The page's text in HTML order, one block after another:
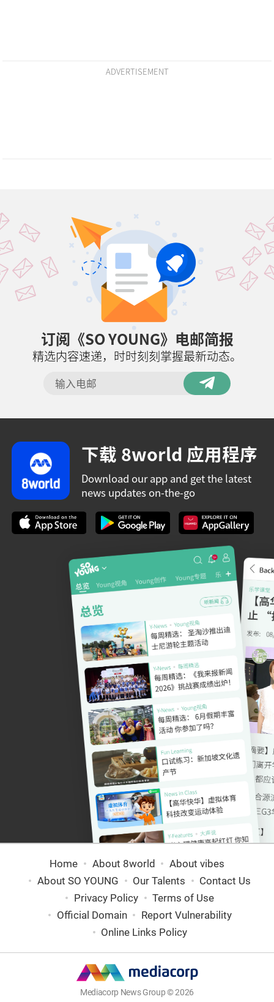
ADVERTISEMENT
订阅《SO YOUNG》电邮简报
精选内容速递，时时刻刻掌握最新动态。
下载 8world 应用程序
Download our app and get the latest
news updates on-the-go
Home About 8world
About vibes
About SO YOUNG
Our Talents
Contact Us
Privacy Policy
Terms of Use
Official Domain
Report Vulnerability
Online Links Policy
Mediacorp News Group © 2026